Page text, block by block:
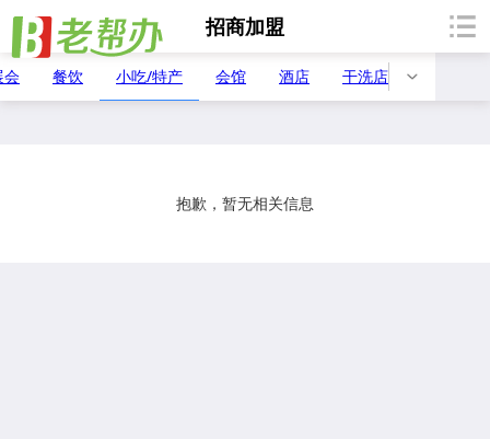
招商加盟
会 餐饮 小吃/特产 会馆 酒店 干洗店
抱歉，暂无相关信息